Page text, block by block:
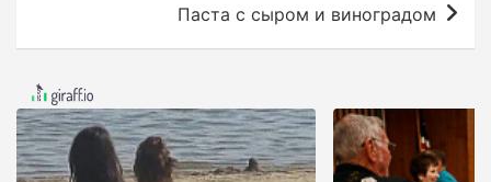
г
ц
и
Паста с сыром и виноградом